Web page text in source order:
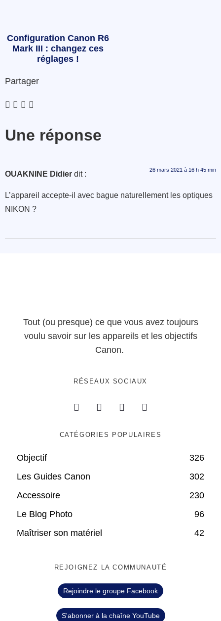
Configuration Canon R6
Mark III : changez ces
réglages !
Partager
Une réponse
OUAKNINE Didier dit : 26 mars 2021 à 16 h 45 min
L’appareil accepte-il avec bague naturellement les optiques
NIKON ?
Tout (ou presque) ce que vous avez toujours
voulu savoir sur les appareils et les objectifs
Canon.
RÉSEAUX SOCIAUX
CATÉGORIES POPULAIRES
Objectif
326
Les Guides Canon
302
Accessoire
230
Le Blog Photo
96
Maîtriser son matériel
42
REJOIGNEZ LA COMMUNAUTÉ
Rejoindre le groupe Facebook
S'abonner à la chaîne YouTube